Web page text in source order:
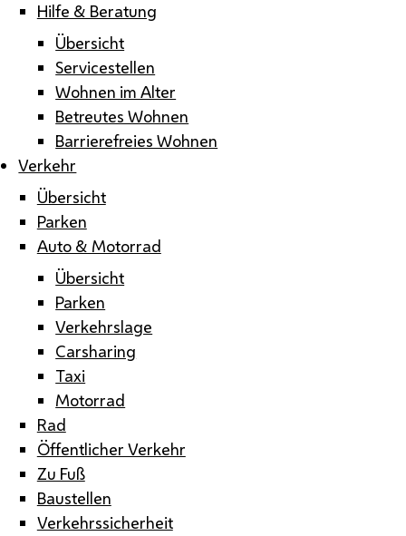
Hilfe & Beratung
Übersicht
Servicestellen
Wohnen im Alter
Betreutes Wohnen
Barrierefreies Wohnen
Verkehr
Übersicht
Parken
Auto & Motorrad
Übersicht
Parken
Verkehrslage
Carsharing
Taxi
Motorrad
Rad
Öffentlicher Verkehr
Zu Fuß
Baustellen
Verkehrssicherheit